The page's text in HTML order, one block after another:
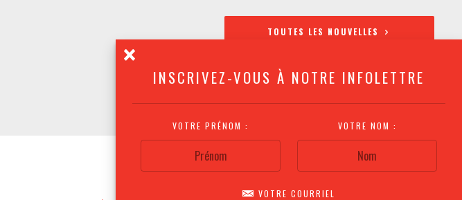
INSCRIVEZ-VOUS À NOTRE INFOLETTRE
VOTRE PRÉNOM : VOTRE NOM :
VOTRE COURRIEL
TOUTES LES NOUVELLES